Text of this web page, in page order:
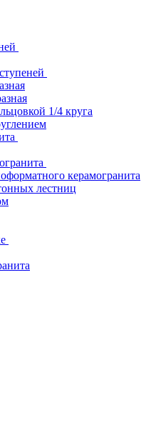
1/4 круга
керамогранита
лестниц